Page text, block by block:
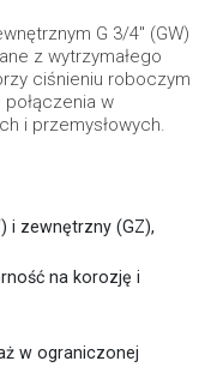
G 3/4" (GW)
z wytrzymałego
ciśnieniu roboczym
w
i przemysłowych.
i zewnętrzny (GZ),
na korozję i
w ograniczonej